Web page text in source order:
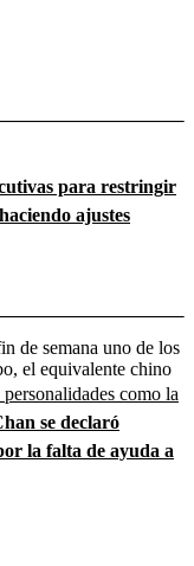
para restringir
ajustes
de semana uno de los
el equivalente chino
como la
se declaró
la falta de ayuda a